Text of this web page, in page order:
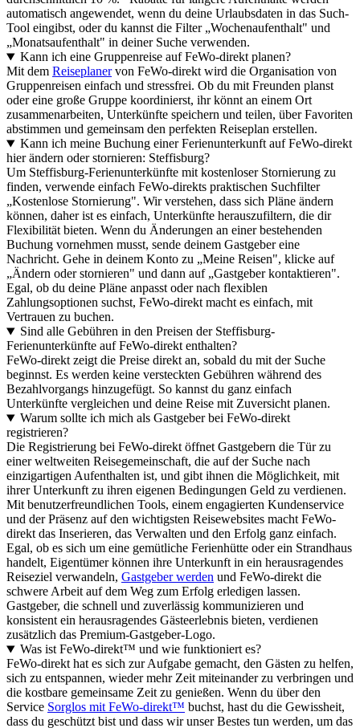
automatisch angewendet, wenn du deine Urlaubsdaten in das Such-
Tool eingibst, oder du kannst die Filter „Wochenaufenthalt" und
„Monatsaufenthalt" in deiner Suche verwenden.
Kann ich eine Gruppenreise auf FeWo-direkt planen?
Mit dem Reiseplanervon FeWo-direkt wird die Organisation von
Gruppenreisen einfach und stressfrei. Ob du mit Freunden planst
oder eine große Gruppe koordinierst, ihr könnt an einem Ort
zusammenarbeiten, Unterkünfte speichern und teilen, über Favoriten
abstimmen und gemeinsam den perfekten Reiseplan erstellen.
Kann ich meine Buchung einer Ferienunterkunft auf FeWo-direkt
hier ändern oder stornieren: Steffisburg?
Um Steffisburg-Ferienunterkünfte mit kostenloser Stornierung zu
finden, verwende einfach FeWo-direkts praktischen Suchfilter
„Kostenlose Stornierung". Wir verstehen, dass sich Pläne ändern
können, daher ist es einfach, Unterkünfte herauszufiltern, die dir
Flexibilität bieten. Wenn du Änderungen an einer bestehenden
Buchung vornehmen musst, sende deinem Gastgeber eine
Nachricht. Gehe in deinem Konto zu „Meine Reisen", klicke auf
„Ändern oder stornieren" und dann auf „Gastgeber kontaktieren".
Egal, ob du deine Pläne anpasst oder nach flexiblen
Zahlungsoptionen suchst, FeWo-direkt macht es einfach, mit
Vertrauen zu buchen.
Sind alle Gebühren in den Preisen der Steffisburg-
Ferienunterkünfte auf FeWo-direkt enthalten?
FeWo-direkt zeigt die Preise direkt an, sobald du mit der Suche
beginnst. Es werden keine versteckten Gebühren während des
Bezahlvorgangs hinzugefügt. So kannst du ganz einfach
Unterkünfte vergleichen und deine Reise mit Zuversicht planen.
Warum sollte ich mich als Gastgeber bei FeWo-direkt
registrieren?
Die Registrierung bei FeWo-direkt öffnet Gastgebern die Tür zu
einer weltweiten Reisegemeinschaft, die auf der Suche nach
einzigartigen Aufenthalten ist, und gibt ihnen die Möglichkeit, mit
ihrer Unterkunft zu ihren eigenen Bedingungen Geld zu verdienen.
Mit benutzerfreundlichen Tools, einem engagierten Kundenservice
und der Präsenz auf den wichtigsten Reisewebsites macht FeWo-
direkt das Inserieren, das Verwalten und den Erfolg ganz einfach.
Egal, ob es sich um eine gemütliche Ferienhütte oder ein Strandhaus
handelt, Eigentümer können ihre Unterkunft in ein herausragendes
Reiseziel verwandeln, Gastgeber werden und FeWo-direkt die
schwere Arbeit auf dem Weg zum Erfolg erledigen lassen.
Gastgeber, die schnell und zuverlässig kommunizieren und
konsistent ein herausragendes Gästeerlebnis bieten, verdienen
zusätzlich das Premium-Gastgeber-Logo.
Was ist FeWo-direkt™ und wie funktioniert es?
FeWo-direkt hat es sich zur Aufgabe gemacht, den Gästen zu helfen,
sich zu entspannen, wieder mehr Zeit miteinander zu verbringen und
die kostbare gemeinsame Zeit zu genießen. Wenn du über den
Service Sorglos mit FeWo-direkt™ buchst, hast du die Gewissheit,
dass du geschützt bist und dass wir unser Bestes tun werden, um das